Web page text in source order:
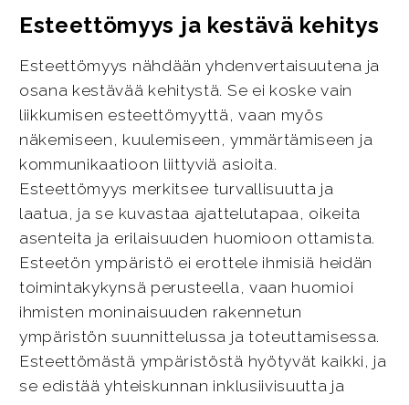
Esteettömyys ja kestävä kehitys
Esteettömyys nähdään yhdenvertaisuutena ja
osana kestävää kehitystä. Se ei koske vain
liikkumisen esteettömyyttä, vaan myös
näkemiseen, kuulemiseen, ymmärtämiseen ja
kommunikaatioon liittyviä asioita.
Esteettömyys merkitsee turvallisuutta ja
laatua, ja se kuvastaa ajattelutapaa, oikeita
asenteita ja erilaisuuden huomioon ottamista.
Esteetön ympäristö ei erottele ihmisiä heidän
toimintakykynsä perusteella, vaan huomioi
ihmisten moninaisuuden rakennetun
ympäristön suunnittelussa ja toteuttamisessa.
Esteettömästä ympäristöstä hyötyvät kaikki, ja
se edistää yhteiskunnan inklusiivisuutta ja